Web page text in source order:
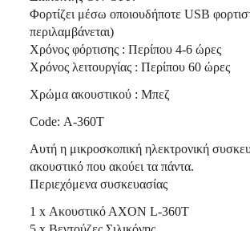
Φορτίζει μέσω οποιουδήποτε USB
περιλαμβάνεται)
Χρόνος φόρτισης : Περίπου 4-6 ώρες
Χρόνος λειτουργίας : Περίπου 60 ώρες
Χρώμα ακουστικού : Μπεζ
Code: Α-360Τ
Αυτή η μικροσκοπική ηλεκτρονική
ακουστικό που ακούει τα πάντα.
Περιεχόμενα συσκευασίας
1 x Ακουστικό ΑΧΟΝ L-360Τ